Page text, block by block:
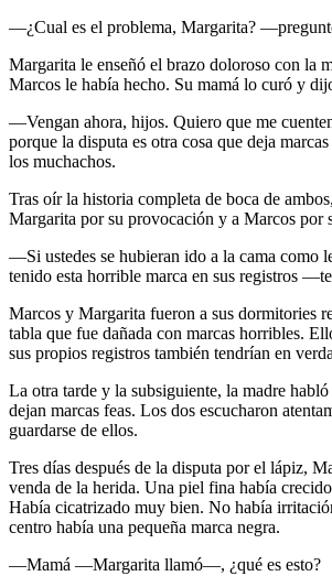
—¿Cual es el problema, Margarita?
Margarita le enseñó el brazo doloroso con la
Marcos le había hecho. Su mamá lo curó y
—Vengan ahora, hijos. Quiero que me
porque la disputa es otra cosa que deja
los muchachos.
Tras oír la historia completa de boca de
Margarita por su provocación y a Marcos por
—Si ustedes se hubieran ido a la cama como
tenido esta horrible marca en sus registros
Marcos y Margarita fueron a sus dormitories
tabla que fue dañada con marcas horribles.
sus propios registros también tendrían en
La otra tarde y la subsiguiente, la madre
dejan marcas feas. Los dos escucharon
guardarse de ellos.
Tres días después de la disputa por el lápiz,
venda de la herida. Una piel fina había
Había cicatrizado muy bien. No había
centro había una pequeña marca negra.
—Mamá —Margarita llamó—, ¿qué es esto?